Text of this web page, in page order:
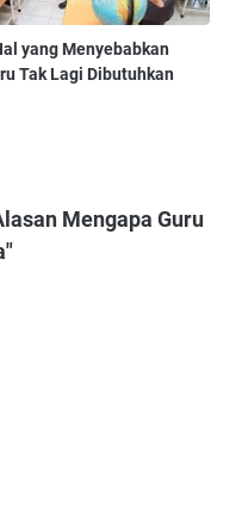
yang Menyebabkan
Tak Lagi Dibutuhkan
Mengapa Guru